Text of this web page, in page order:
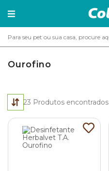
Ourofino
23 Produtos encontrados